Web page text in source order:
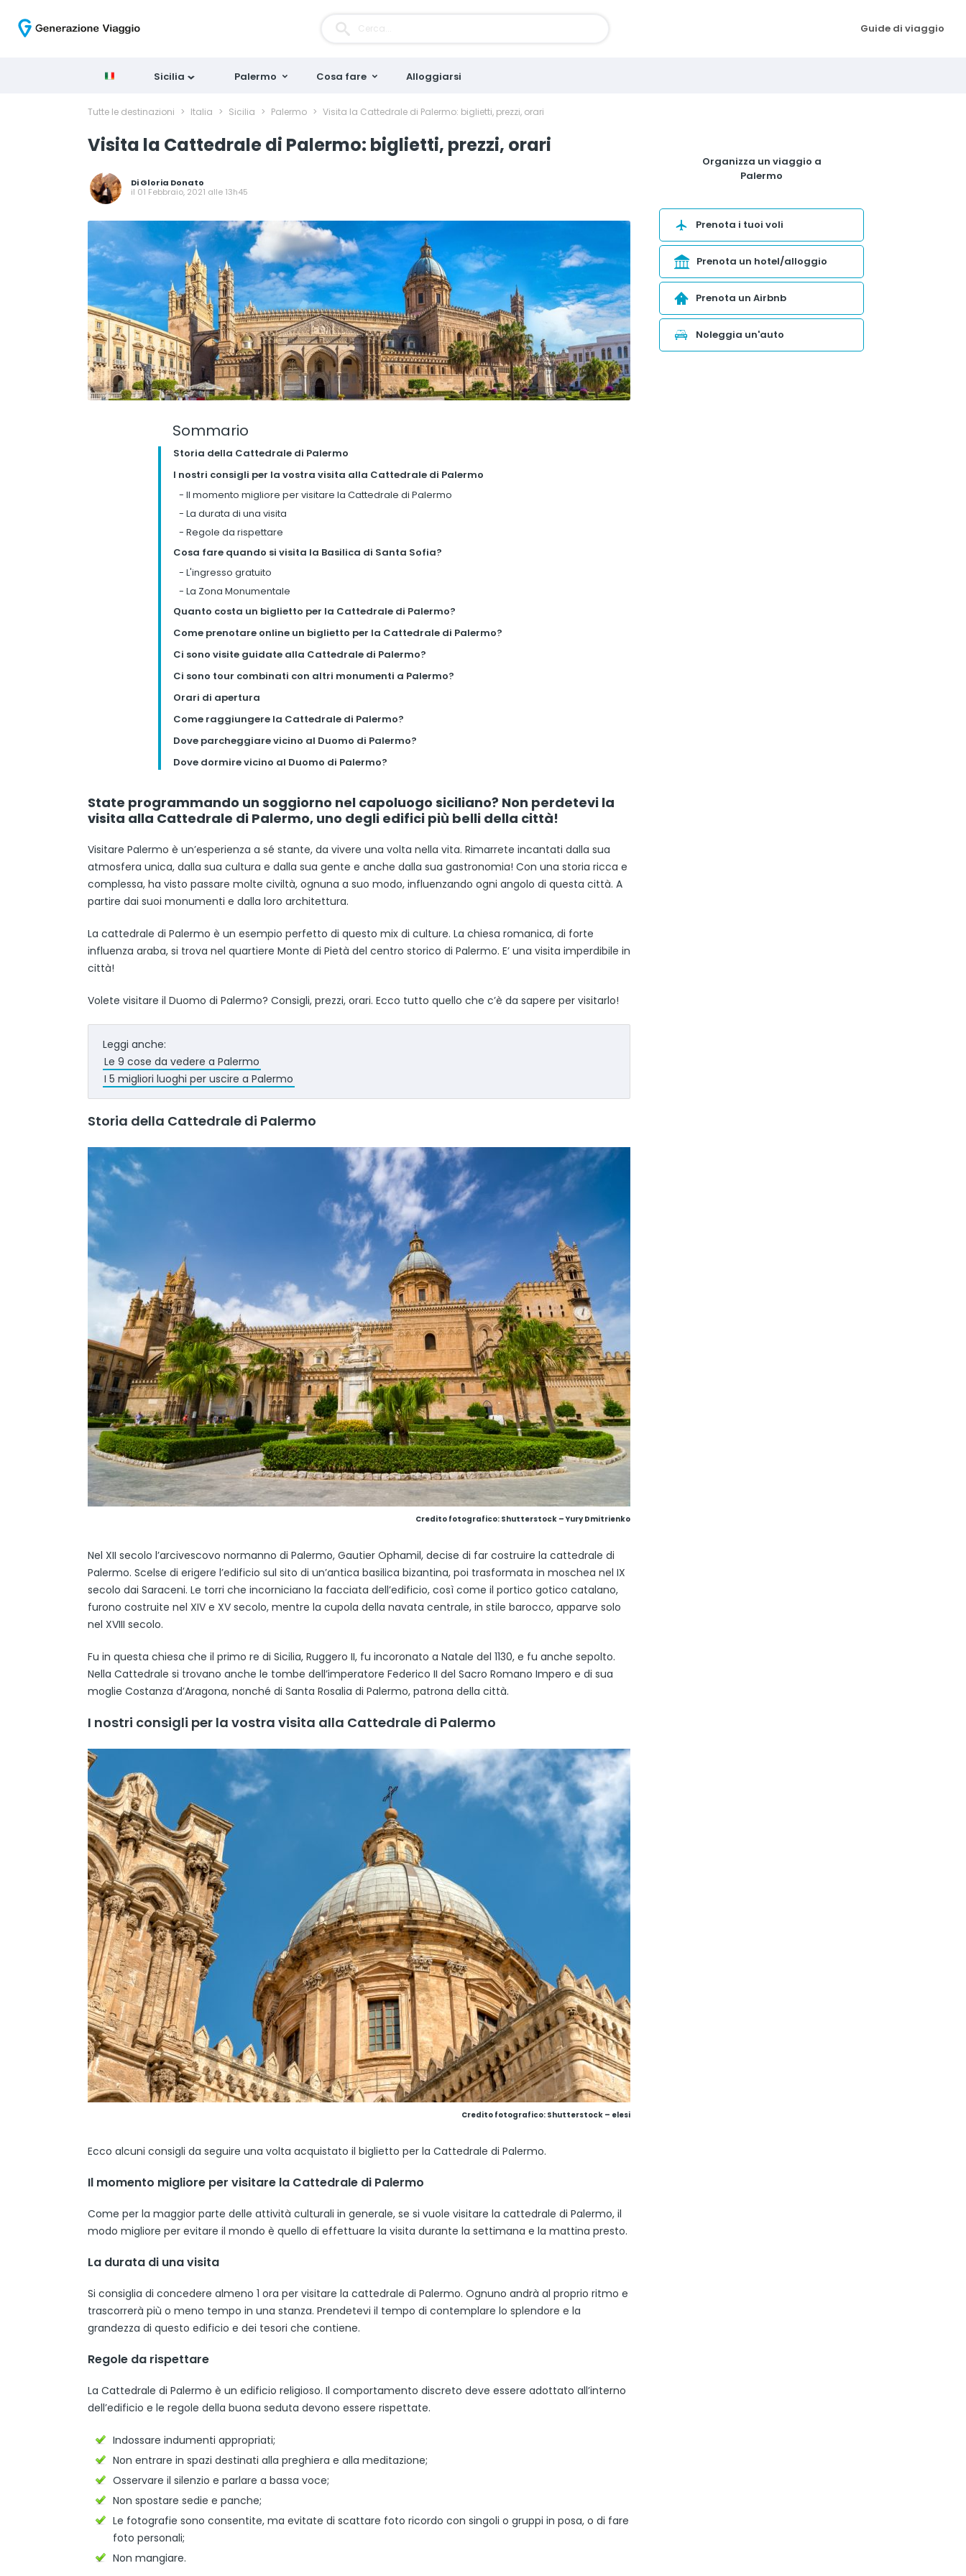
Guide di viaggio
Sicilia Palermo Cosa fare Alloggiarsi
Tutte le destinazioni > Italia > Sicilia > Palermo > Visita la Cattedrale di Palermo: biglietti, prezzi, orari
Visita la Cattedrale di Palermo: biglietti, prezzi, orari
DiGloria Donato
il 01 Febbraio, 2021 alle 13h45
Sommario
Storia della Cattedrale di Palermo
I nostri consigli per la vostra visita alla Cattedrale di Palermo
- Il momento migliore per visitare la Cattedrale di Palermo
- La durata di una visita
- Regole da rispettare
Cosa fare quando si visita la Basilica di Santa Sofia?
- L'ingresso gratuito
- La Zona Monumentale
Quanto costa un biglietto per la Cattedrale di Palermo?
Come prenotare online un biglietto per la Cattedrale di Palermo?
Ci sono visite guidate alla Cattedrale di Palermo?
Ci sono tour combinati con altri monumenti a Palermo?
Orari di apertura
Come raggiungere la Cattedrale di Palermo?
Dove parcheggiare vicino al Duomo di Palermo?
Dove dormire vicino al Duomo di Palermo?
State programmando un soggiorno nel capoluogo siciliano? Non perdetevi la
visita alla Cattedrale di Palermo, uno degli edifici più belli della città!
Visitare Palermo è un’esperienza a sé stante, da vivere una volta nella vita. Rimarrete incantati dalla sua
atmosfera unica, dalla sua cultura e dalla sua gente e anche dalla sua gastronomia! Con una storia ricca e
complessa, ha visto passare molte civiltà, ognuna a suo modo, influenzando ogni angolo di questa città. A
partire dai suoi monumenti e dalla loro architettura.
La cattedrale di Palermo è un esempio perfetto di questo mix di culture. La chiesa romanica, di forte
influenza araba, si trova nel quartiere Monte di Pietà del centro storico di Palermo. E’ una visita imperdibile in
città!
Volete visitare il Duomo di Palermo? Consigli, prezzi, orari. Ecco tutto quello che c’è da sapere per visitarlo!
Leggi anche:
Le 9 cose da vedere a Palermo
I 5 migliori luoghi per uscire a Palermo
Storia della Cattedrale di Palermo
Credito fotografico: Shutterstock – Yury Dmitrienko
Nel XII secolo l’arcivescovo normanno di Palermo, Gautier Ophamil, decise di far costruire la cattedrale di
Palermo. Scelse di erigere l’edificio sul sito di un’antica basilica bizantina, poi trasformata in moschea nel IX
secolo dai Saraceni. Le torri che incorniciano la facciata dell’edificio, così come il portico gotico catalano,
furono costruite nel XIV e XV secolo, mentre la cupola della navata centrale, in stile barocco, apparve solo
nel XVIII secolo.
Fu in questa chiesa che il primo re di Sicilia, Ruggero II, fu incoronato a Natale del 1130, e fu anche sepolto.
Nella Cattedrale si trovano anche le tombe dell’imperatore Federico II del Sacro Romano Impero e di sua
moglie Costanza d’Aragona, nonché di Santa Rosalia di Palermo, patrona della città.
I nostri consigli per la vostra visita alla Cattedrale di Palermo
Credito fotografico: Shutterstock – elesi
Ecco alcuni consigli da seguire una volta acquistato il biglietto per la Cattedrale di Palermo.
Il momento migliore per visitare la Cattedrale di Palermo
Come per la maggior parte delle attività culturali in generale, se si vuole visitare la cattedrale di Palermo, il
modo migliore per evitare il mondo è quello di effettuare la visita durante la settimana e la mattina presto.
La durata di una visita
Si consiglia di concedere almeno 1 ora per visitare la cattedrale di Palermo. Ognuno andrà al proprio ritmo e
trascorrerà più o meno tempo in una stanza. Prendetevi il tempo di contemplare lo splendore e la
grandezza di questo edificio e dei tesori che contiene.
Regole da rispettare
La Cattedrale di Palermo è un edificio religioso. Il comportamento discreto deve essere adottato all’interno
dell’edificio e le regole della buona seduta devono essere rispettate.
Indossare indumenti appropriati;
Non entrare in spazi destinati alla preghiera e alla meditazione;
Osservare il silenzio e parlare a bassa voce;
Non spostare sedie e panche;
Le fotografie sono consentite, ma evitate di scattare foto ricordo con singoli o gruppi in posa, o di fare
foto personali;
Non mangiare.
Organizza un viaggio a
Palermo
Prenota i tuoi voli
Prenota un hotel/alloggio
Prenota un Airbnb
Noleggia un'auto